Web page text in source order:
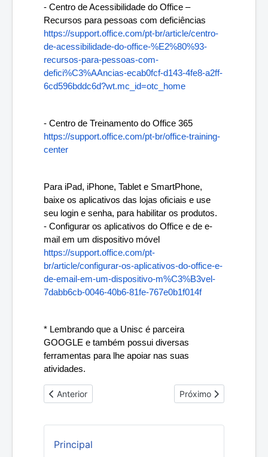
Principal
- Centro de Acessibilidade do Office –
Recursos para pessoas com deficiências
https://support.office.com/pt-br/article/centro-
de-acessibilidade-do-office-%E2%80%93-
recursos-para-pessoas-com-
defici%C3%AAncias-ecab0fcf-d143-4fe8-a2ff-
6cd596bddc6d?wt.mc_id=otc_home
- Centro de Treinamento do Office 365
https://support.office.com/pt-br/office-training-
center
Para iPad, iPhone, Tablet e SmartPhone,
baixe os aplicativos das lojas oficiais e use
seu login e senha, para habilitar os produtos.
- Configurar os aplicativos do Office e de e-
mail em um dispositivo móvel
https://support.office.com/pt-
br/article/configurar-os-aplicativos-do-office-e-
de-email-em-um-dispositivo-m%C3%B3vel-
7dabb6cb-0046-40b6-81fe-767e0b1f014f
* Lembrando que a Unisc é parceira
GOOGLE e também possui diversas
ferramentas para lhe apoiar nas suas
atividades.
Artigo anterior: Forçar as políticas de domínio em uma
Anterior Próximo artigo: Guia
Próximo